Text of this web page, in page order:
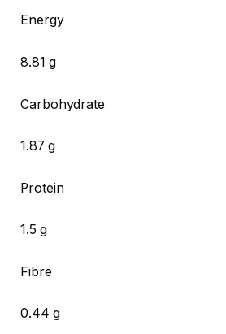
Energy
8.81 g
Carbohydrate
1.87 g
Protein
1.5 g
Fibre
0.44 g